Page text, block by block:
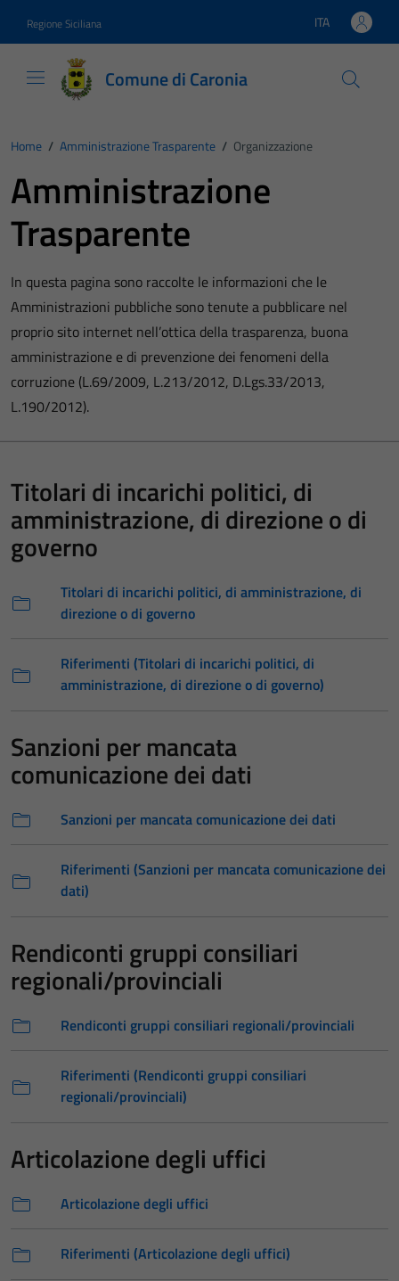
Regione Siciliana Lingua attiva:
ITA
Comune di Caronia
Home / Amministrazione Trasparente / Organizzazione
Amministrazione
Trasparente
In questa pagina sono raccolte le informazioni che le
Amministrazioni pubbliche sono tenute a pubblicare nel
proprio sito internet nell’ottica della trasparenza, buona
amministrazione e di prevenzione dei fenomeni della
corruzione (L.69/2009, L.213/2012, D.Lgs.33/2013,
L.190/2012).
Titolari di incarichi politici, di
amministrazione, di direzione o di
governo
Titolari di incarichi politici, di amministrazione, di
direzione o di governo
Riferimenti (Titolari di incarichi politici, di
amministrazione, di direzione o di governo)
Sanzioni per mancata
comunicazione dei dati
Sanzioni per mancata comunicazione dei dati
Riferimenti (Sanzioni per mancata comunicazione dei
dati)
Rendiconti gruppi consiliari
regionali/provinciali
Rendiconti gruppi consiliari regionali/provinciali
Riferimenti (Rendiconti gruppi consiliari
regionali/provinciali)
Articolazione degli uffici
Articolazione degli uffici
Riferimenti (Articolazione degli uffici)